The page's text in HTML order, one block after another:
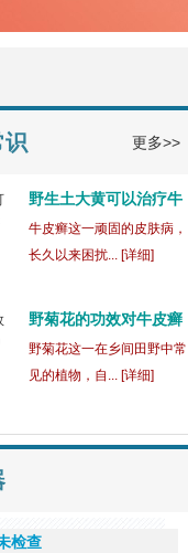
识 更多>>
银屑病这一复杂的皮肤病，
常常让患者们... [详细]
野生土大黄可以治疗牛
牛皮癣这一顽固的皮肤病，
长久以来困扰... [详细]
野菊花的功效对牛皮癣
野菊花这一在乡间田野中常
见的植物，自... [详细]
检查